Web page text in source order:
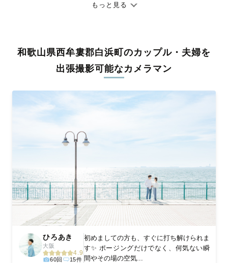
ありのままの空気感を大切に、何十年経っても見返したくなるよ
料金は全国どこでも一律。わかりやすく安心の価格設定です。オ
リジナルの研修と厳正な審査に合格し、撮影技術やホスピタリテ
ィを身につけたプロのカメラマンが全国47都道府県に在籍してい
丁寧なレタッチで思い出を美しく仕上げます
撮影後は、独自の編集技術で写真の明るさや色合いを丁寧に調
整。自然な雰囲気を残しつつも、おしゃれで洗練された仕上がり
出会えます。まずは、ラブグラフの撮影事例をご覧ください。
もっと見る
和歌山県西牟婁郡白浜町のカップル・夫婦を
出張撮影可能なカメラマン
ひろあき
大阪
4.9
60回 15件
初めましての方も、すぐに打ち解けられま
す✨ ポージングだけでなく、何気ない瞬
間やその場の空気...